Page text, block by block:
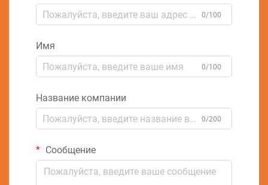
0/100
Имя
0/100
Название компании
0/200
Сообщение